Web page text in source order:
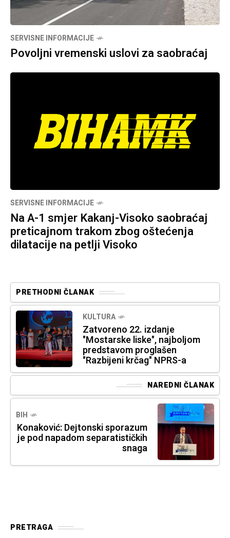
SERVISNE INFORMACIJE
Povoljni vremenski uslovi za saobraćaj
SERVISNE INFORMACIJE
Na A-1 smjer Kakanj-Visoko saobraćaj
preticajnom trakom zbog oštećenja
dilatacije na petlji Visoko
PRETHODNI ČLANAK
KULTURA
Zatvoreno 22. izdanje
"Mostarske liske", najboljom
predstavom proglašen
"Razbijeni krčag" NPRS-a
NAREDNI ČLANAK
BIH
Konaković: Dejtonski sporazum
je pod napadom separatističkih
snaga
PRETRAGA